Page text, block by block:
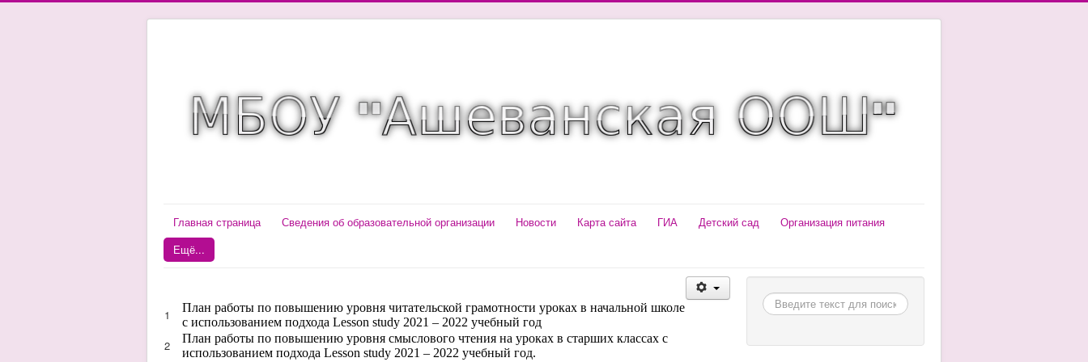
Главная страница Сведения об образовательной организации Новости Карта сайта ГИА Детский сад
Организация питания
Ещё...
1
План работы по повышению уровня читательской грамотности уроках в начальной школе
с использованием подхода Lesson study 2021 – 2022 учебный год
2
План работы по повышению уровня смыслового чтения на уроках в старших классах с
использованием подхода Lesson study 2021 – 2022 учебный год.
Поиск